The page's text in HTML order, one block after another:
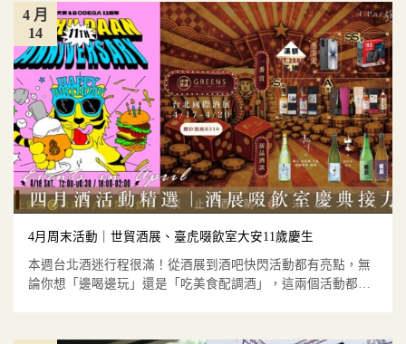
4月周末活動｜世貿酒展、臺虎啜飲室大安11歲慶生
本週台北酒迷行程很滿！從酒展到酒吧快閃活動都有亮點，無
論你想「邊喝邊玩」還是「吃美食配調酒」，這兩個活動都值
14
4 月